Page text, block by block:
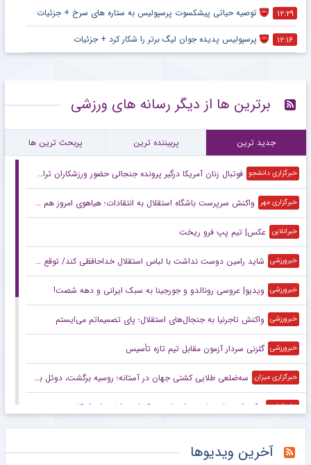
۱۲:۲۹ توصیه حیاتی پیشکسوت پرسپولیس به ستاره های سرخ + جزئیات
۱۲:۱۶ پرسپولیس پدیده جوان لیگ برتر را شکار کرد + جزئیات
برترین ها از دیگر رسانه های ورزشی
جدید ترین پربیننده ترین پربحث ترین ها
خبرگزاری دانشجو فوتبال زنان آمریکا درگیر پرونده جنجالی حضور ورزشکاران تراجنسیتی
خبرگزاری مهر واکنش سرپرست باشگاه استقلال به انتقادات؛ هیاهوی امروز هم می‌گذرد!
خبرانلاین عکس| تیم پپ فرو ریخت
خبرورزشی شاید رامین دوست نداشت با لباس استقلال خداحافظی کند/ توقع چندانی از این استقلال نداریم/ این پنجره بسته حاصل شوک‌های مدیریتی است
خبرورزشی ویدیو| عروسی رونالدو و جورجینا به سبک ایرانی و دهه شصت!
خبرورزشی واکنش تاجرنیا به جنجال‌های استقلال؛ پای تصمیماتم می‌ایستم
خبرورزشی گلزنی سردار آزمون مقابل تیم تازه تأسیس
خبرگزاری میزان سه‌ضلعی طلایی کشتی جهان در آستانه؛ روسیه برگشت، دوئل بزرگ ایران و آمریکا
مشرق نیوز عکس/ روزنامه‌های ورزشی امروز یک‌شنبه ۱۸ مرداد ۱۴۰۵
آخرین ویدیوها